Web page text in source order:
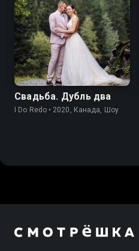
Свадьба. Дубль два
I Do Redo • 2020, Канада, Шоу